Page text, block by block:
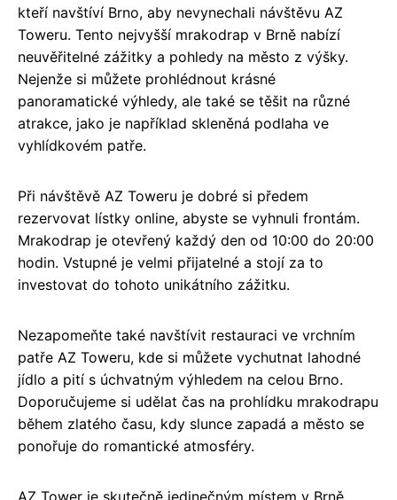
kteří navštíví Brno, aby nevynechali návštěvu AZ
Toweru. Tento nejvyšší mrakodrap v Brně nabízí
neuvěřitelné zážitky a pohledy na město z výšky.
Nejenže si můžete prohlédnout krásné
panoramatické výhledy, ale také se těšit na různé
atrakce, jako je například skleněná podlaha ve
vyhlídkovém patře.
Při návštěvě AZ Toweru je dobré si předem
rezervovat lístky online, abyste se vyhnuli frontám.
Mrakodrap je otevřený každý den od 10:00 do 20:00
hodin. Vstupné je velmi přijatelné a stojí za to
investovat do tohoto unikátního zážitku.
Nezapomeňte také navštívit restauraci ve vrchním
patře AZ Toweru, kde si můžete vychutnat lahodné
jídlo a pití s úchvatným výhledem na celou Brno.
Doporučujeme si udělat čas na prohlídku mrakodrapu
během zlatého času, kdy slunce zapadá a město se
ponořuje do romantické atmosféry.
AZ Tower je skutečně jedinečným místem v Brně,